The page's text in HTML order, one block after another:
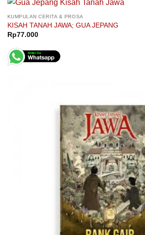
KUMPULAN CERITA & PROSA
KISAH TANAH JAWA; GUA JEPANG
Rp77.000